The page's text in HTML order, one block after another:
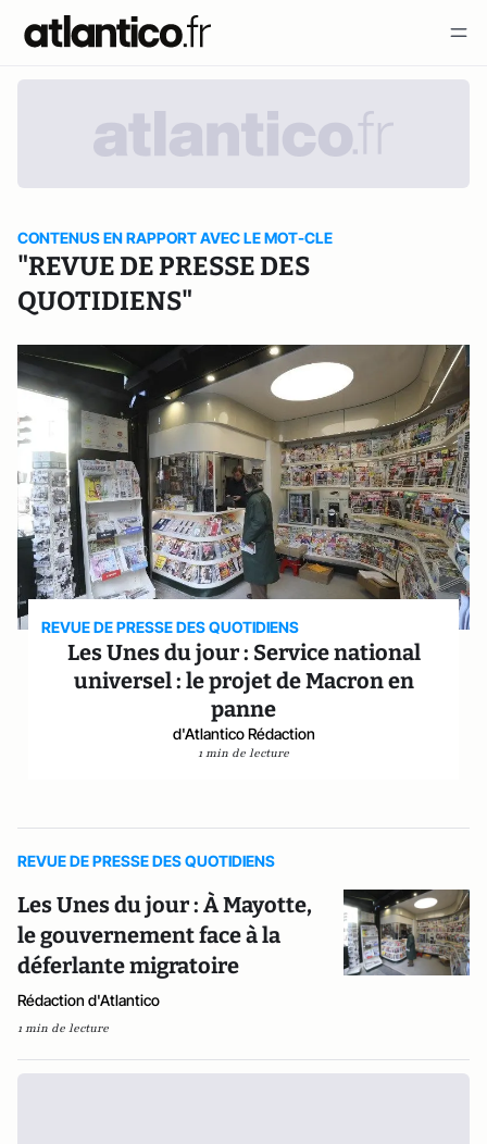
CONTENUS EN RAPPORT AVEC LE MOT-CLE
"REVUE DE PRESSE DES
QUOTIDIENS"
REVUE DE PRESSE DES QUOTIDIENS
Les Unes du jour : Service national
universel : le projet de Macron en
panne
d'Atlantico Rédaction
1 min de lecture
REVUE DE PRESSE DES QUOTIDIENS
Les Unes du jour : À Mayotte,
le gouvernement face à la
déferlante migratoire
Rédaction d'Atlantico
1 min de lecture